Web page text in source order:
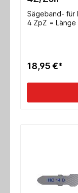
Sägeband- für
4 ZpZ = Länge
18,95 €*